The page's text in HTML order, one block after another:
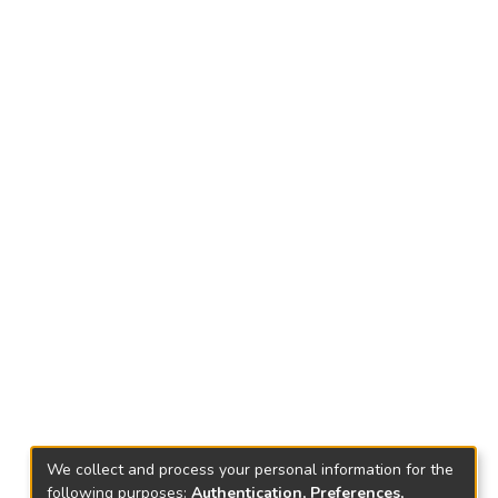
We collect and process your personal information for the
following purposes: Authentication, Preferences,